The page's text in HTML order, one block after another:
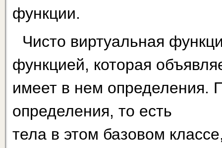
функции.
Чисто виртуальная
функцией, которая
имеет в нем определения.
определения, то есть
тела в этом базовом